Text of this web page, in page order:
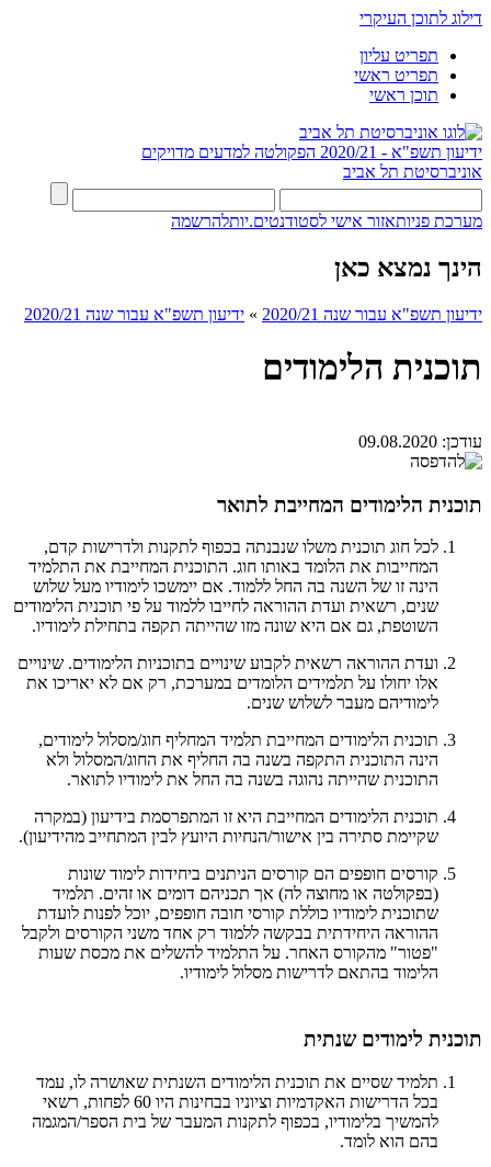
דילוג לתוכן העיקרי
תפריט עליון
תפריט ראשי
תוכן ראשי
ידיעון תשפ"א - 2020/21
הפקולטה למדעים מדויקים
אוניברסיטת תל אביב
מערכת פניותאזור אישי לסטודנטים.יותלהרשמה
הינך נמצא כאן
ידיעון תשפ"א עבור שנה 2020/21 » ידיעון תשפ"א עבור שנה 2020/21
תוכנית הלימודים
עודכן: 09.08.2020
תוכנית הלימודים המחייבת לתואר
לכל חוג תוכנית משלו שנבנתה בכפוף לתקנות ולדרישות קדם,
המחייבות את הלומד באותו חוג. התוכנית המחייבת את התלמיד
הינה זו של השנה בה החל ללמוד. אם יימשכו לימודיו מעל שלוש
שנים, רשאית ועדת ההוראה לחייבו ללמוד על פי תוכנית הלימודים
השוטפת, גם אם היא שונה מזו שהייתה תקפה בתחילת לימודיו.
ועדת ההוראה רשאית לקבוע שינויים בתוכניות הלימודים. שינויים
אלו יחולו על תלמידים הלומדים במערכת, רק אם לא יאריכו את
לימודיהם מעבר לשלוש שנים.
תוכנית הלימודים המחייבת תלמיד המחליף חוג/מסלול לימודים,
הינה התוכנית התקפה בשנה בה החליף את החוג/המסלול ולא
התוכנית שהייתה נהוגה בשנה בה החל את לימודיו לתואר.
תוכנית הלימודים המחייבת היא זו המתפרסמת בידיעון (במקרה
שקיימת סתירה בין אישור/הנחיות היועץ לבין המתחייב מהידיעון).
קורסים חופפים הם קורסים הניתנים ביחידות לימוד שונות
(בפקולטה או מחוצה לה) אך תכניהם דומים או זהים. תלמיד
שתוכנית לימודיו כוללת קורסי חובה חופפים, יוכל לפנות לועדת
ההוראה היחידתית בבקשה ללמוד רק אחד משני הקורסים ולקבל
"פטור" מהקורס האחר. על התלמיד להשלים את מכסת שעות
הלימוד בהתאם לדרישות מסלול לימודיו.
תוכנית לימודים שנתית
תלמיד שסיים את תוכנית הלימודים השנתית שאושרה לו, עמד
בכל הדרישות האקדמיות וציוניו בבחינות היו 60 לפחות, רשאי
להמשיך בלימודיו, בכפוף לתקנות המעבר של בית הספר/המגמה
בהם הוא לומד.